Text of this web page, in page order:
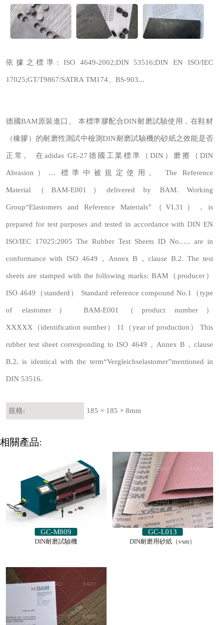
依據之標準: ISO 4649-2002;DIN 53516;DIN EN ISO/IEC
17025;GT/T9867/SATRA TM174、BS-903...
德國BAM原裝進口。 本標準膠配合DIN耐磨試驗使用，在鞋材
（橡膠）的耐磨性測試中檢測DIN耐磨試驗機的砂紙之效能是否
正常。 在adidas GE-27德國工業標準（DIN）磨擦（DIN
Abrasion）… 標準中被規定使用。 The Reference
Material（BAM-E001）delivered by BAM. Working
Group“Elastomers and Reference Materials”（VI.31），is
prepared for test purposes and tested in accordance with DIN EN
ISO/IEC 17025:2005 The Rubber Test Sheets ID No.…. are in
conformance with ISO 4649，Annex B，clause B.2. The test
sheets are stamped with the following marks: BAM（producer）
ISO 4649（standerd） Standard reference compound No.1（type
of elastomer） BAM-E001（product number）
XXXXX（identification number） 11（year of production） This
rubber test sheet corresponding to ISO 4649，Annex B，clause
B.2. is identical with the term“Vergleichselastomer”mentioned in
DIN 53516.
規格: 185 × 185 × 8mm
相關產品:
GC-M809
DIN耐磨試驗機
GC-L013
DIN耐磨用砂紙（vsm）